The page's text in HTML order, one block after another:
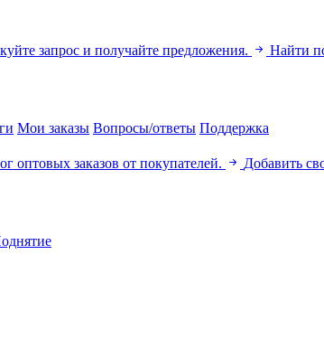
запрос и получайте предложения. Найти
Мои заказы Вопросы/ответы Поддержка
оптовых заказов от покупателей. Добавить